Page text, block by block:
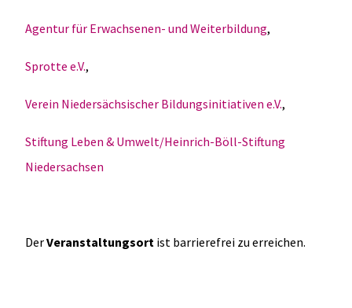
Agentur für Erwachsenen- und Weiterbildung,
Sprotte e.V.,
Verein Niedersächsischer Bildungsinitiativen e.V.,
Stiftung Leben & Umwelt/Heinrich-Böll-Stiftung
Niedersachsen
DerVeranstaltungsort ist barrierefrei zu erreichen.